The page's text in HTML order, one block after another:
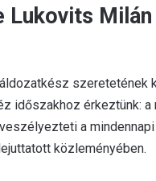
Milán
szeretetének
időszakhoz érkeztünk:
a
közleményében.